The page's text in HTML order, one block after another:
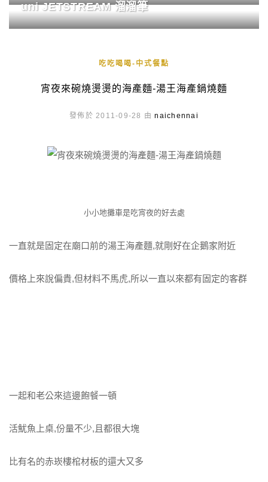
uni JETSTREAM 溜溜筆
吃吃喝喝-中式餐點
宵夜來碗燒燙燙的海產麵-湯王海產鍋燒麵
發佈於 2011-09-28 由naichennai
小小地攤車是吃宵夜的好去處
一直就是固定在廟口前的湯王海產麵,就剛好在企鵝家附近
價格上來說偏貴,但材料不馬虎,所以一直以來都有固定的客群
一起和老公來這邊飽餐一頓
活魷魚上桌,份量不少,且都很大塊
比有名的赤崁樓棺材板的還大又多